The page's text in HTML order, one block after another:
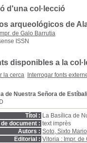
d'una col·lecció
arqueológicos de
Impr. de Galo Barrutia
ISSN
disponibles a la
la cerca Interrogar fonts
de Nuestra Señora de
Títol : La Basílica de
document : text imprès
Autors : Soto, Sixto Mario
Editorial : Vitoria : Impr. de